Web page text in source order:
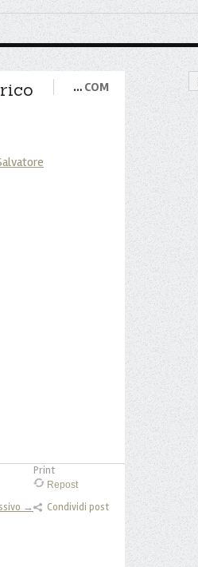
… COM
Print
Repost
Condividi post
→